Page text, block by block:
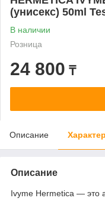
(унисекс) 50ml
В наличии
Розница
24 800 ₸
Описание
Описание
Ivyme Hermetica — это